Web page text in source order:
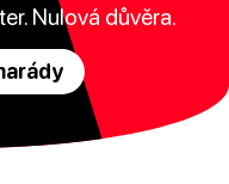
Nulová důvěra.